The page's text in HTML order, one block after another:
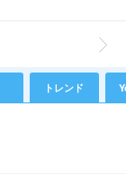
トレンド